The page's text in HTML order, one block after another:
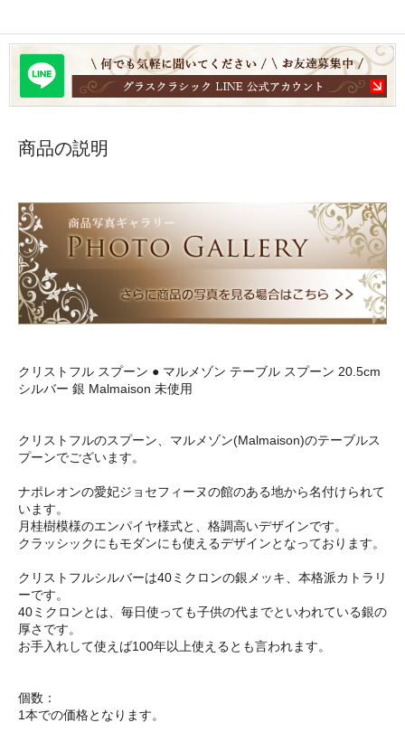
商品の説明
クリストフル スプーン ● マルメゾン テーブル スプーン 20.5cm
シルバー 銀 Malmaison 未使用
クリストフルのスプーン、マルメゾン(Malmaison)のテーブルス
プーンでございます。
ナポレオンの愛妃ジョセフィーヌの館のある地から名付けられて
います。
月桂樹模様のエンパイヤ様式と、格調高いデザインです。
クラッシックにもモダンにも使えるデザインとなっております。
クリストフルシルバーは40ミクロンの銀メッキ、本格派カトラリ
ーです。
40ミクロンとは、毎日使っても子供の代までといわれている銀の
厚さです。
お手入れして使えば100年以上使えるとも言われます。
個数：
1本での価格となります。